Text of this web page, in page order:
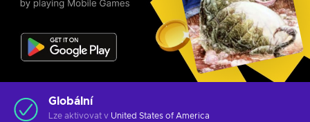
Globální
Lze aktivovat v United States of America